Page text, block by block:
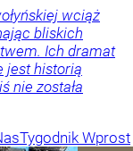
wciąż
bliskich
Ich dramat
jest historią
nie została
Tygodnik Wprost